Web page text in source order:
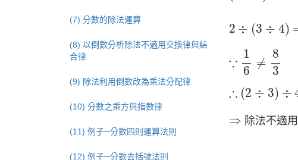
2 ÷ (3 ÷ 4)
∵
1
6
≠
8
3
1 3
∴ (2 ÷ 3) ÷
(2 ÷3 )÷ ≠
⇒
⇒ 除法不適
(7) 分數的除法運算
(8) 以倒數分析除法不適用交換律與結
合律
(9) 除法利用倒數改為乘法分配律
(10) 分數之乘方與指數律
(11) 例子─分數四則運算法則
(12) 例子─分數去括號法則